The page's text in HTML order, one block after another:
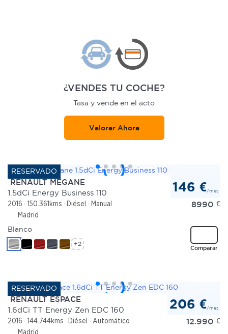
¿VENDES TU COCHE?
Tasa y vende en el acto
Valorar Ahora
RENAULT MEGANE
1.5dCi Energy Business 110
2016 150.361kms Diésel
Manual
Madrid
146 €/mes
8990 €
Comparar
Blanco
+2
RENAULT ESPACE
1.6dCi TT Energy Zen EDC 160
2016 144.744kms Diésel
Automático
Madrid
206 €/mes
12.990 €